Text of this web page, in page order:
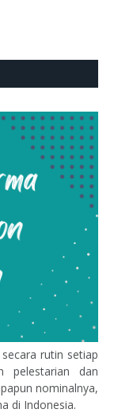
rutin setiap
pelestarian dan
nominalnya,
di Indonesia.